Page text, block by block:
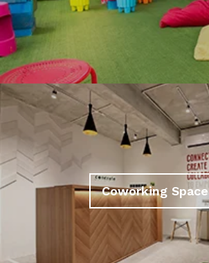
Coworking Space